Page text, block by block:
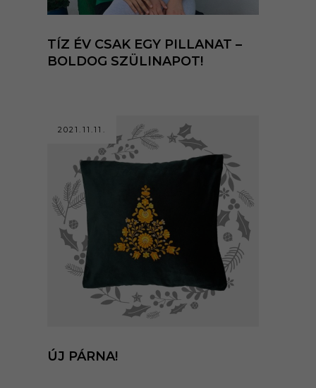
TÍZ ÉV CSAK EGY PILLANAT –
BOLDOG SZÜLINAPOT!
2021.11.11.
ÚJ PÁRNA!